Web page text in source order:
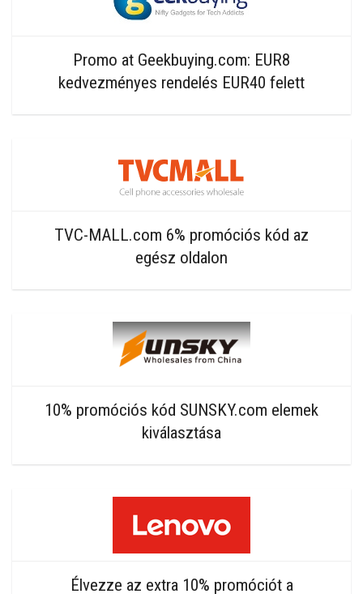
Promo at Geekbuying.com: EUR8
kedvezményes rendelés EUR40 felett
TVC-MALL.com 6% promóciós kód az
egész oldalon
10% promóciós kód SUNSKY.com elemek
kiválasztása
Élvezze az extra 10% promóciót a